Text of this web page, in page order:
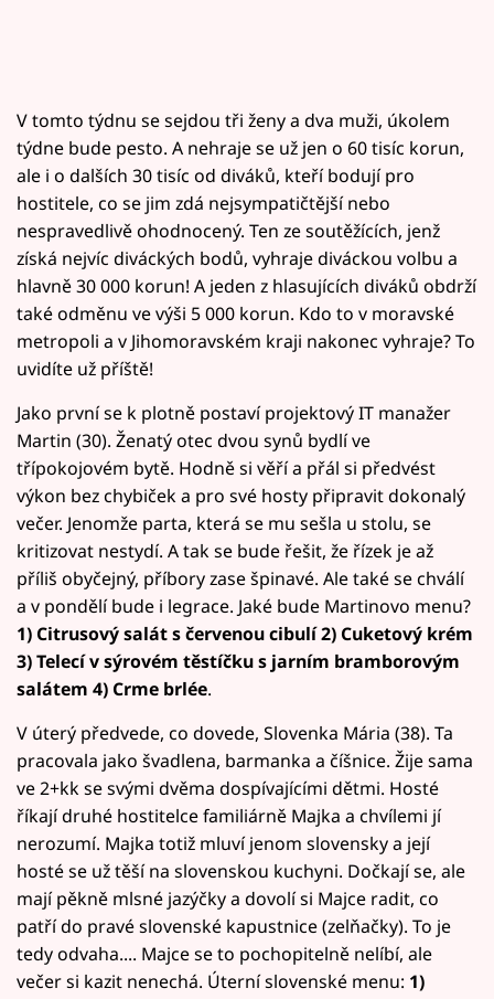
V tomto týdnu se sejdou tři ženy a dva muži, úkolem
týdne bude pesto. A nehraje se už jen o 60 tisíc korun,
ale i o dalších 30 tisíc od diváků, kteří bodují pro
hostitele, co se jim zdá nejsympatičtější nebo
nespravedlivě ohodnocený. Ten ze soutěžících, jenž
získá nejvíc diváckých bodů, vyhraje diváckou volbu a
hlavně 30 000 korun! A jeden z hlasujících diváků obdrží
také odměnu ve výši 5 000 korun. Kdo to v moravské
metropoli a v Jihomoravském kraji nakonec vyhraje? To
uvidíte už příště!
Jako první se k plotně postaví projektový IT manažer
Martin (30). Ženatý otec dvou synů bydlí ve
třípokojovém bytě. Hodně si věří a přál si předvést
výkon bez chybiček a pro své hosty připravit dokonalý
večer. Jenomže parta, která se mu sešla u stolu, se
kritizovat nestydí. A tak se bude řešit, že řízek je až
příliš obyčejný, příbory zase špinavé. Ale také se chválí
a v pondělí bude i legrace. Jaké bude Martinovo menu?
1) Citrusový salát s červenou cibulí 2) Cuketový krém
3) Telecí v sýrovém těstíčku s jarním bramborovým
salátem 4) Crme brlée.
V úterý předvede, co dovede, Slovenka Mária (38). Ta
pracovala jako švadlena, barmanka a číšnice. Žije sama
ve 2+kk se svými dvěma dospívajícími dětmi. Hosté
říkají druhé hostitelce familiárně Majka a chvílemi jí
nerozumí. Majka totiž mluví jenom slovensky a její
hosté se už těší na slovenskou kuchyni. Dočkají se, ale
mají pěkně mlsné jazýčky a dovolí si Majce radit, co
patří do pravé slovenské kapustnice (zelňačky). To je
tedy odvaha.... Majce se to pochopitelně nelíbí, ale
večer si kazit nenechá. Úterní slovenské menu: 1)